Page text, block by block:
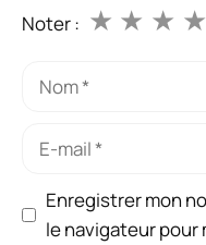
Noter : ★
★
★
★
Nom
Enregistrer mon
le navigateur pour